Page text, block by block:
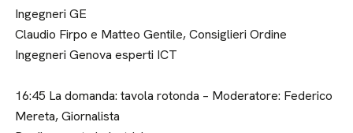
Ingegneri GE
Claudio Firpo e Matteo Gentile, Consiglieri Ordine
Ingegneri Genova esperti ICT
16:45 La domanda: tavola rotonda – Moderatore: Federico
Mereta, Giornalista